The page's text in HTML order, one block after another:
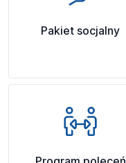
Pakiet socjalny